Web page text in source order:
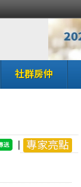
社群房仲
| 專家亮點